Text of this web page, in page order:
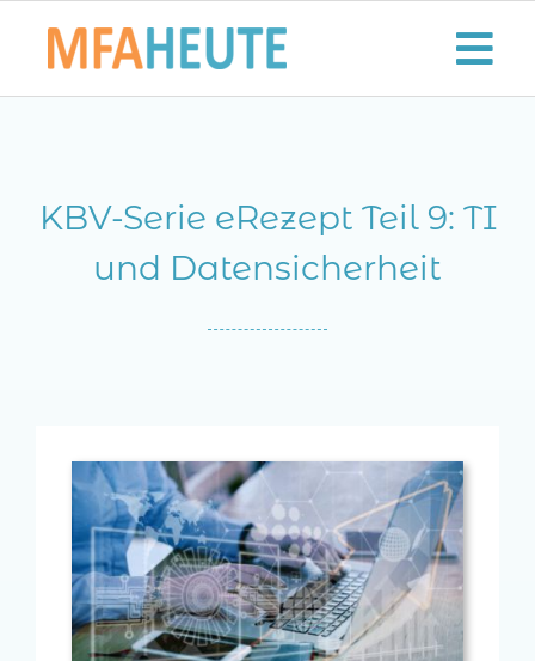
Inhalt
Aktuelles
Kontaktieren Sie uns!
MFA-heute Newsletter-Anmeldung
Über uns
KBV-Serie eRezept Teil 9: TI
und Datensicherheit